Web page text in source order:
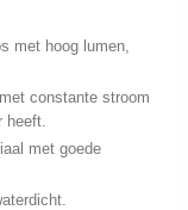
met hoog lumen,
constante stroom
heeft.
met goede